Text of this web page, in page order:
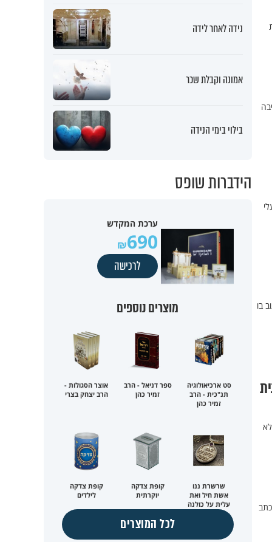
בו
נידה לאחר לידה
אמונה וקבלת שכר
בילוי בימי הנידה
הידברות שופס
ערכת המקדש
690
לרכישה
מוצרים נוספים
סט ארכיאולוגיה
תנ"כית - הרב
זמיר כהן
ספר דניאל - הרב
זמיר כהן
אוצר הסגולות -
הרב יצחק בצרי
שרשרת ננו
אשת חיל ואת
עלית על כולנה
קופת צדקה
יוקרתית
קופת צדקה
לילדים
לכל המוצרים